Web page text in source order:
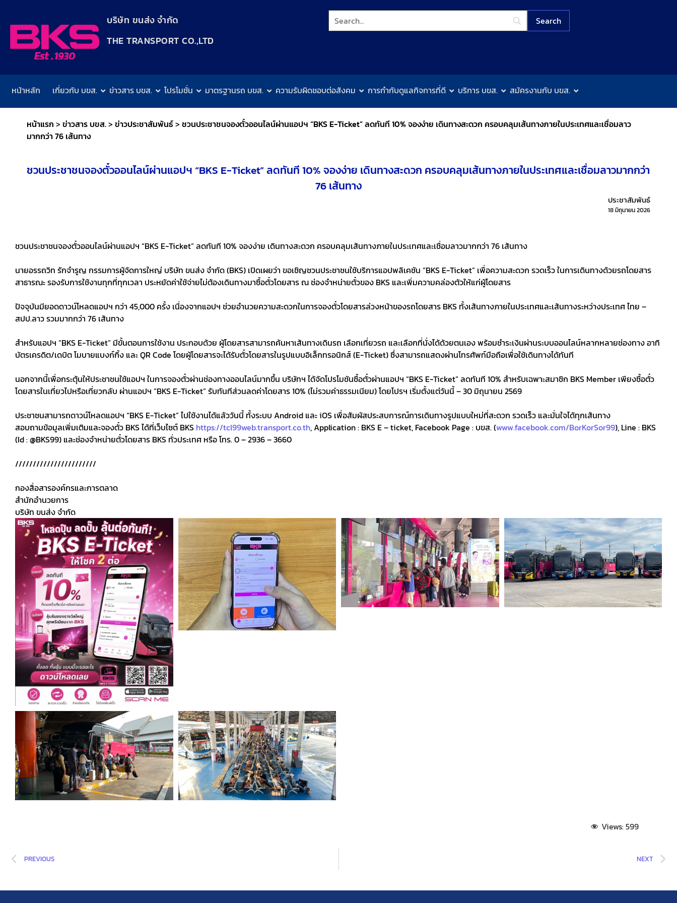
บริษัท ขนส่ง จำกัด
THE TRANSPORT CO.,LTD​
หน้าหลัก เกี่ยวกับ บขส. ข่าวสาร บขส. โปรโมชั่น มาตรฐานรถ บขส. ความรับผิดชอบต่อสังคม การกำกับดูแลกิจการที่ดี บริการ บขส. สมัครงานกับ บขส.
หน้าแรก >ข่าวสาร บขส.>ข่าวประชาสัมพันธ์>ชวนประชาชนจองตั๋วออนไลน์ผ่านแอปฯ “BKS E-Ticket” ลดทันที 10% จองง่าย เดินทางสะดวก ครอบคลุมเส้นทางภายในประเทศและเชื่อมลาว
มากกว่า 76 เส้นทาง
ชวนประชาชนจองตั๋วออนไลน์ผ่านแอปฯ “BKS E-Ticket” ลดทันที 10% จองง่าย เดินทางสะดวก ครอบคลุมเส้นทางภายในประเทศและเชื่อมลาวมากกว่า
76 เส้นทาง
ประชาสัมพันธ์
18 มิถุนายน 2026
ชวนประชาชนจองตั๋วออนไลน์ผ่านแอปฯ “BKS E-Ticket” ลดทันที 10% จองง่าย เดินทางสะดวก ครอบคลุมเส้นทางภายในประเทศและเชื่อมลาวมากกว่า 76 เส้นทาง
นายอรรถวิท รักจำรูญ กรรมการผู้จัดการใหญ่ บริษัท ขนส่ง จำกัด (BKS) เปิดเผยว่า ขอเชิญชวนประชาชนใช้บริการแอปพลิเคชัน “BKS E-Ticket” เพื่อความสะดวก รวดเร็ว ในการเดินทางด้วยรถโดยสาร
สาธารณะ รองรับการใช้งานทุกที่ทุกเวลา ประหยัดค่าใช้จ่ายไม่ต้องเดินทางมาซื้อตั๋วโดยสาร ณ ช่องจำหน่ายตั๋วของ BKS และเพิ่มความคล่องตัวให้แก่ผู้โดยสาร
ปัจจุบันมียอดดาวน์โหลดแอปฯ กว่า 45,000 ครั้ง เนื่องจากแอปฯ ช่วยอำนวยความสะดวกในการจองตั๋วโดยสารล่วงหน้าของรถโดยสาร BKS ทั้งเส้นทางภายในประเทศและเส้นทางระหว่างประเทศ ไทย –
สปป.ลาว รวมมากกว่า 76 เส้นทาง
สำหรับแอปฯ “BKS E-Ticket” มีขั้นตอนการใช้งาน ประกอบด้วย ผู้โดยสารสามารถค้นหาเส้นทางเดินรถ เลือกเที่ยวรถ และเลือกที่นั่งได้ด้วยตนเอง พร้อมชำระเงินผ่านระบบออนไลน์หลากหลายช่องทาง อาทิ
บัตรเครดิต/เดบิต โมบายแบงก์กิ้ง และ QR Code โดยผู้โดยสารจะได้รับตั๋วโดยสารในรูปแบบอิเล็กทรอนิกส์ (E-Ticket) ซึ่งสามารถแสดงผ่านโทรศัพท์มือถือเพื่อใช้เดินทางได้ทันที
นอกจากนี้เพื่อกระตุ้นให้ประชาชนใช้แอปฯ ในการจองตั๋วผ่านช่องทางออนไลน์มากขึ้น บริษัทฯ ได้จัดโปรโมชันซื้อตั๋วผ่านแอปฯ “BKS E-Ticket” ลดทันที 10% สำหรับเฉพาะสมาชิก BKS Member เพียงซื้อตั๋ว
โดยสารในเที่ยวไปหรือเที่ยวกลับ ผ่านแอปฯ “BKS E-Ticket” รับทันทีส่วนลดค่าโดยสาร 10% (ไม่รวมค่าธรรมเนียม) โดยโปรฯ เริ่มตั้งแต่วันนี้ – 30 มิถุนายน 2569
ประชาชนสามารถดาวน์โหลดแอปฯ “BKS E-Ticket” ไปใช้งานได้แล้ววันนี้ ทั้งระบบ Android และ iOS เพื่อสัมผัสประสบการณ์การเดินทางรูปแบบใหม่ที่สะดวก รวดเร็ว และมั่นใจได้ทุกเส้นทาง
สอบถามข้อมูลเพิ่มเติมและจองตั๋ว BKS ได้ที่เว็บไซต์ BKS https://tcl99web.transport.co.th, Application : BKS E – ticket, Facebook Page : บขส. (www.facebook.com/BorKorSor99), Line : BKS
(Id : @BKS99) และช่องจำหน่ายตั๋วโดยสาร BKS ทั่วประเทศ หรือ โทร. 0 – 2936 – 3660
///////////////////////
กองสื่อสารองค์กรและการตลาด
สำนักอำนวยการ
บริษัท ขนส่ง จำกัด
Views:599
PREVIOUS NEXT